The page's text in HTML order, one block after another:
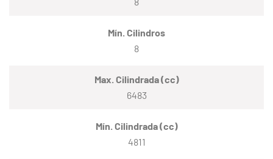
Mín. Cilindros
8
Max. Cilindrada (cc)
6483
Mín. Cilindrada (cc)
4811